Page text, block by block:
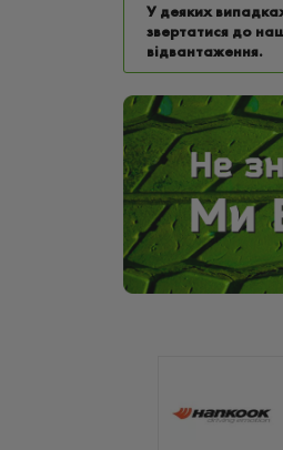
У деяких
звертатися до
відвантаження.